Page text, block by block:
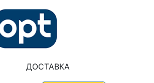
ДОСТАВКА